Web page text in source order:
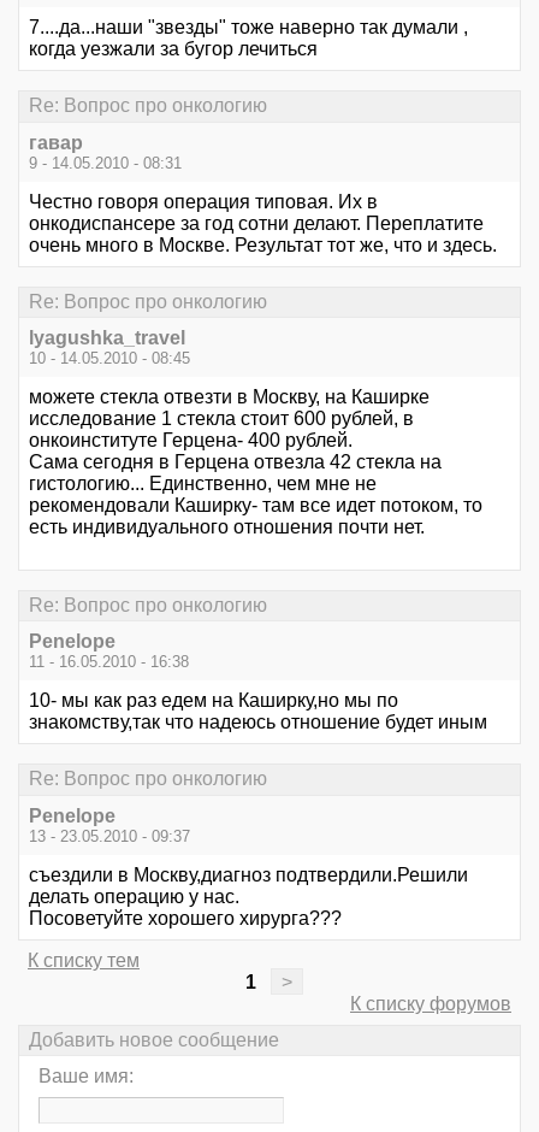
7....да...наши "звезды" тоже наверно так думали ,
когда уезжали за бугор лечиться
Re: Вопрос про онкологию
гавар
9 - 14.05.2010 - 08:31
Честно говоря операция типовая. Их в
онкодиспансере за год сотни делают. Переплатите
очень много в Москве. Результат тот же, что и здесь.
Re: Вопрос про онкологию
lyagushka_travel
10 - 14.05.2010 - 08:45
можете стекла отвезти в Москву, на Каширке
исследование 1 стекла стоит 600 рублей, в
онкоинституте Герцена- 400 рублей.
Сама сегодня в Герцена отвезла 42 стекла на
гистологию... Единственно, чем мне не
рекомендовали Каширку- там все идет потоком, то
есть индивидуального отношения почти нет.
Re: Вопрос про онкологию
Penelope
11 - 16.05.2010 - 16:38
10- мы как раз едем на Каширку,но мы по
знакомству,так что надеюсь отношение будет иным
Re: Вопрос про онкологию
Penelope
13 - 23.05.2010 - 09:37
съездили в Москву,диагноз подтвердили.Решили
делать операцию у нас.
Посоветуйте хорошего хирурга???
К списку тем
1
>
К списку форумов
Добавить новое сообщение
Ваше имя: